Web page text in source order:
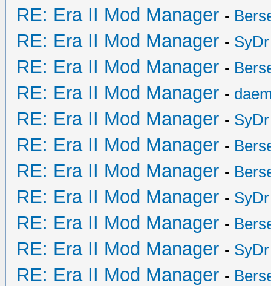
RE: Era II Mod Manager -
RE: Era II Mod Manager - SyDr
RE: Era II Mod Manager -
RE: Era II Mod Manager -
RE: Era II Mod Manager - SyDr
RE: Era II Mod Manager -
RE: Era II Mod Manager -
RE: Era II Mod Manager - SyDr
RE: Era II Mod Manager -
RE: Era II Mod Manager - SyDr
RE: Era II Mod Manager -